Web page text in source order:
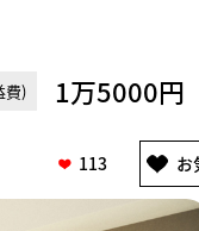
費) 1万5000円
113